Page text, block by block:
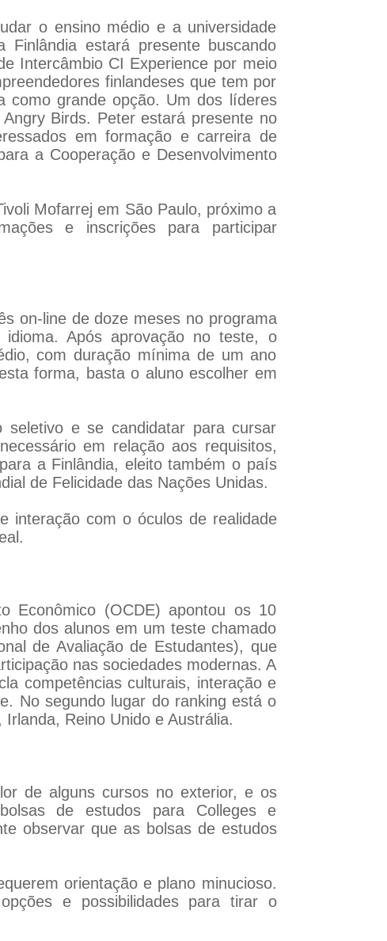
o ensino médio e a universidade
estará presente buscando
Intercâmbio CI Experience por meio
finlandeses que tem por
como grande opção. Um dos líderes
Birds. Peter estará presente no
em formação e carreira de
a Cooperação e Desenvolvimento
Mofarrej em São Paulo, próximo a
e inscrições para participar
on-line de doze meses no programa
Após aprovação no teste, o
com duração mínima de um ano
forma, basta o aluno escolher em
e se candidatar para cursar
em relação aos requisitos,
a Finlândia, eleito também o país
de Felicidade das Nações Unidas.
interação com o óculos de realidade
Econômico (OCDE) apontou os 10
dos alunos em um teste chamado
de Avaliação de Estudantes), que
nas sociedades modernas. A
competências culturais, interação e
No segundo lugar do ranking está o
Reino Unido e Austrália.
de alguns cursos no exterior, e os
de estudos para Colleges e
observar que as bolsas de estudos
orientação e plano minucioso.
e possibilidades para tirar o